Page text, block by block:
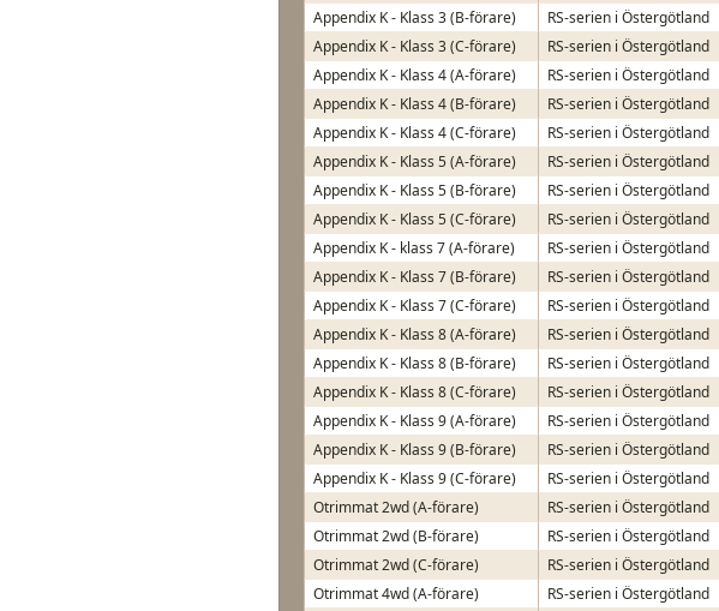
Appendix K - Klass 3 (B-förare)
RS-serien i Östergötland
Appendix K - Klass 3 (C-förare)
RS-serien i Östergötland
Appendix K - Klass 4 (A-förare)
RS-serien i Östergötland
Appendix K - Klass 4 (B-förare)
RS-serien i Östergötland
Appendix K - Klass 4 (C-förare)
RS-serien i Östergötland
Appendix K - Klass 5 (A-förare)
RS-serien i Östergötland
Appendix K - Klass 5 (B-förare)
RS-serien i Östergötland
Appendix K - Klass 5 (C-förare)
RS-serien i Östergötland
Appendix K - klass 7 (A-förare)
RS-serien i Östergötland
Appendix K - Klass 7 (B-förare)
RS-serien i Östergötland
Appendix K - Klass 7 (C-förare)
RS-serien i Östergötland
Appendix K - Klass 8 (A-förare)
RS-serien i Östergötland
Appendix K - Klass 8 (B-förare)
RS-serien i Östergötland
Appendix K - Klass 8 (C-förare)
RS-serien i Östergötland
Appendix K - Klass 9 (A-förare)
RS-serien i Östergötland
Appendix K - Klass 9 (B-förare)
RS-serien i Östergötland
Appendix K - Klass 9 (C-förare)
RS-serien i Östergötland
Otrimmat 2wd (A-förare)
RS-serien i Östergötland
Otrimmat 2wd (B-förare)
RS-serien i Östergötland
Otrimmat 2wd (C-förare)
RS-serien i Östergötland
Otrimmat 4wd (A-förare)
RS-serien i Östergötland